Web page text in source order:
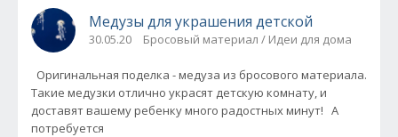
Медузы для украшения детской
30.05.20 Бросовый материал / Идеи для дома
Оригинальная поделка - медуза из бросового материала.
Такие медузки отлично украсят детскую комнату, и
доставят вашему ребенку много радостных минут! А
потребуется